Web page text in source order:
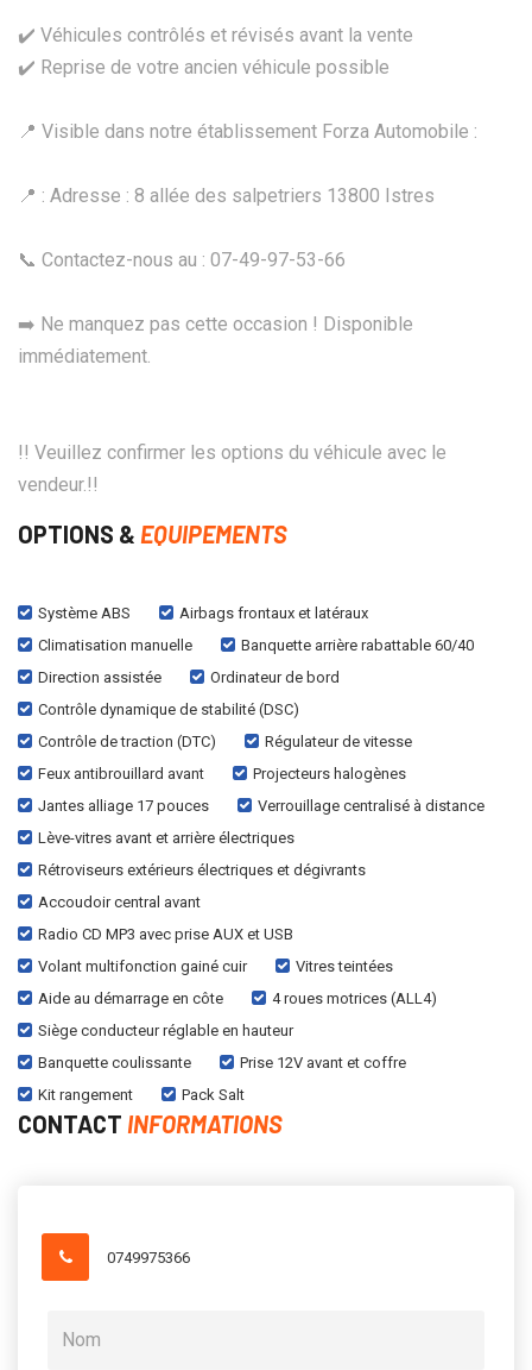
✔️ Véhicules contrôlés et révisés avant la vente
✔️ Reprise de votre ancien véhicule possible
📍 Visible dans notre établissement Forza Automobile :
📍 : Adresse : 8 allée des salpetriers 13800 Istres
📞 Contactez-nous au : 07-49-97-53-66
➡️ Ne manquez pas cette occasion ! Disponible
immédiatement.
!! Veuillez confirmer les options du véhicule avec le
vendeur.!!
OPTIONS & EQUIPEMENTS
Système ABS
Airbags frontaux et latéraux
Climatisation manuelle
Banquette arrière rabattable 60/40
Direction assistée
Ordinateur de bord
Contrôle dynamique de stabilité (DSC)
Contrôle de traction (DTC)
Régulateur de vitesse
Feux antibrouillard avant
Projecteurs halogènes
Jantes alliage 17 pouces
Verrouillage centralisé à distance
Lève-vitres avant et arrière électriques
Rétroviseurs extérieurs électriques et dégivrants
Accoudoir central avant
Radio CD MP3 avec prise AUX et USB
Volant multifonction gainé cuir
Vitres teintées
Aide au démarrage en côte
4 roues motrices (ALL4)
Siège conducteur réglable en hauteur
Banquette coulissante
Prise 12V avant et coffre
Kit rangement
Pack Salt
CONTACT INFORMATIONS
0749975366